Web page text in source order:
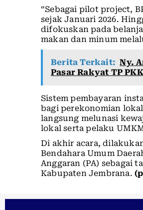
“Sebagai pilot project,
sejak Januari 2026.
difokuskan pada
makan dan minum
Berita Terkait: Ny.
Pasar Rakyat TP
Sistem pembayaran
bagi perekonomian
langsung melunasi
lokal serta pelaku
Di akhir acara,
Bendahara Umum
Anggaran (PA) sebagai
Kabupaten Jembrana.